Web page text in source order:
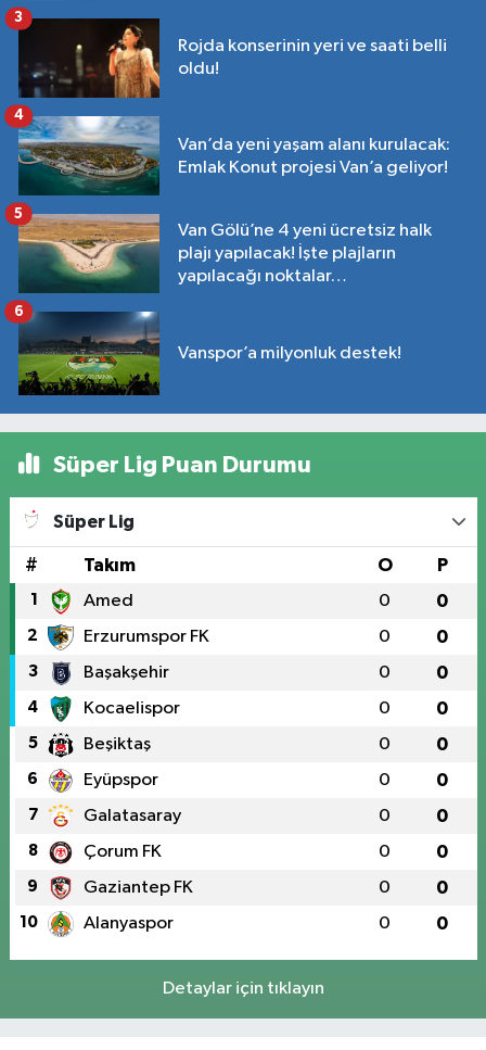
Rojda konserinin yeri ve saati belli
oldu!
3
Van’da yeni yaşam alanı kurulacak:
Emlak Konut projesi Van’a geliyor!
4
Van Gölü’ne 4 yeni ücretsiz halk
plajı yapılacak! İşte plajların
yapılacağı noktalar…
5
Vanspor’a milyonluk destek!
6
Süper Lig Puan Durumu
Süper Lig
# Takım O P
1 Amed 0 0
2 Erzurumspor FK 0 0
3 Başakşehir 0 0
4 Kocaelispor 0 0
5 Beşiktaş 0 0
6 Eyüpspor 0 0
7 Galatasaray 0 0
8 Çorum FK 0 0
9 Gaziantep FK 0 0
10 Alanyaspor 0 0
Detaylar için tıklayın